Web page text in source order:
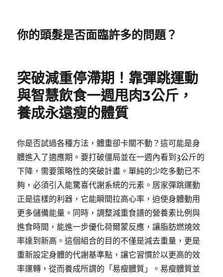
你的頭髮是否面臨許多的問題？
突破減重停滯期！靠彈跳運動
與智慧飲食一週甩肉3公斤，
養成永遠瘦的體質
你是否試過各種方法，體重卻卡關不動？這可能是身
體進入了適應期。要打破僵局並在一週內看到3公斤的
下降，需要策略性的突破計畫。單純的少吃多動已不
夠，必須引入能驚喜代謝系統的元素。居家彈跳運動
正是這樣的利器，它能瞬間拉高心率，迫使身體動用
更多儲備能量。同時，調整減重食譜的營養素比例與
進食時間，能進一步優化荷爾蒙反應，讓脂肪燃燒效
率達到新高。這個組合的目的不僅是減去重量，更是
重新設定身體的代謝基準點，讓它習慣於以更高的效
率運轉，從而養成所謂的「易瘦體質」。易瘦體質並